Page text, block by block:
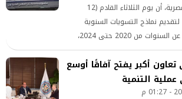
كدت مصلحة الضرائب المصرية، أن يوم الثلاثاء القادم (12
نماذج التسويات السنوية
المعدلة لضريبة المرتبات عن السنوات من 2020 حتى 2024،
وذلك وفقا لقانون رقم (5) لسنة 2025 ضمن الحزمة الأولى من
خلال منظومة توحيد معايير وأسس
تعاون أكبر يفتح آفاقًا أوسع
التنمية